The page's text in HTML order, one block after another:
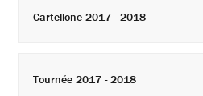
Cartellone 2017 - 2018
Tournée 2017 - 2018